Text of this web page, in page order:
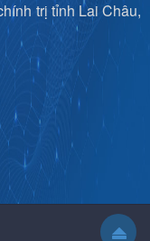
trị tỉnh Lai Châu,